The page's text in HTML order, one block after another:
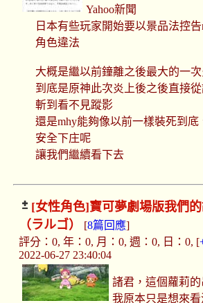
Yahoo新聞
日本有些玩家開始要以景品法控
角色違法
大概是繼以前鐘離之後最大的一
到底是原神此次炎上後之後直接
斬到看不見蹤影
還是mhy能夠像以前一樣裝死到底
安全下庄呢
讓我們繼續看下去
[女性角色]寶可夢劇場版我們
（ラルゴ）
[8篇回應]
評分：0, 年：0, 月：0, 週：0, 日：0, [
2022-06-27 23:40:04
諸君，這個蘿莉
我原本只是想來